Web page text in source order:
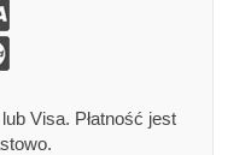
Visa. Płatność jest